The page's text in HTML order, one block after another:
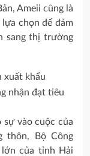
Ameii cũng là
chọn để đảm
sang thị trường
nhận đạt tiêu
vào cuộc của
thôn, Bộ Công
của tỉnh Hải